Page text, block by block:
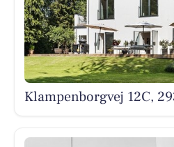
Klampenborgvej 12C,